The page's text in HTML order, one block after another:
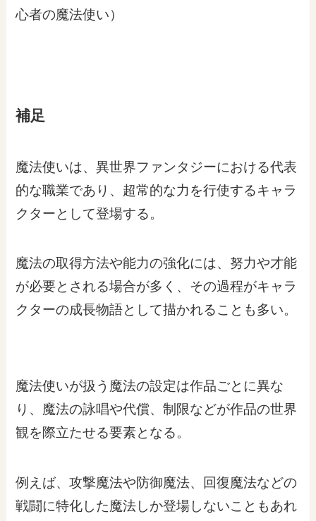
心者の魔法使い）
補足
魔法使いは、異世界ファンタジーにおける代表
的な職業であり、超常的な力を行使するキャラ
クターとして登場する。
魔法の取得方法や能力の強化には、努力や才能
が必要とされる場合が多く、その過程がキャラ
クターの成長物語として描かれることも多い。
魔法使いが扱う魔法の設定は作品ごとに異な
り、魔法の詠唱や代償、制限などが作品の世界
観を際立たせる要素となる。
例えば、攻撃魔法や防御魔法、回復魔法などの
戦闘に特化した魔法しか登場しないこともあれ